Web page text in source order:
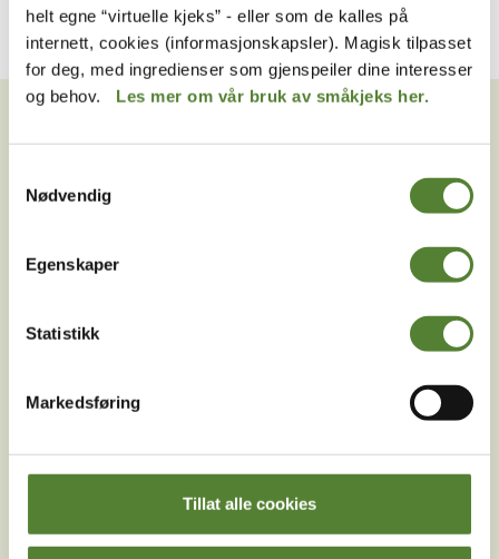
helt egne “virtuelle kjeks” - eller som de kalles på
internett, cookies (informasjonskapsler). Magisk tilpasset
for deg, med ingredienser som gjenspeiler dine interesser
og behov. Les mer om vår bruk av småkjeks her.
Nødvendig
Egenskaper
Statistikk
Markedsføring
Tillat alle cookies
VIL DU HA NYHETSBREV FRA
OSS?
unike tilbud og nyheter. Uten nyhetsbrev går du glipp
E-post
Meld meg på
betingelser.
Følg oss på
sosiale medier!